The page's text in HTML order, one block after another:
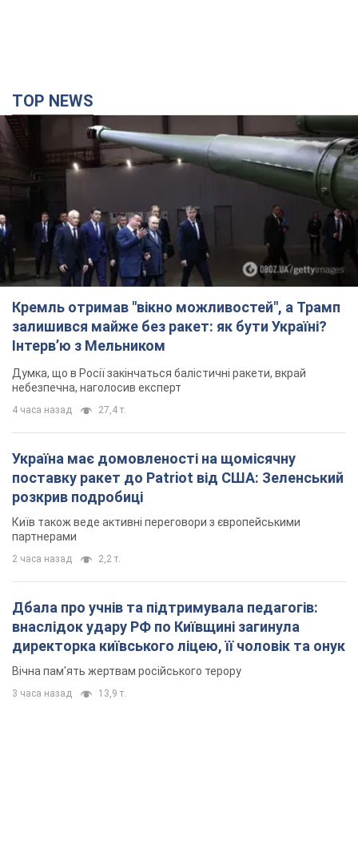
TOP NEWS
Кремль отримав "вікно можливостей", а Трамп
залишився майже без ракет: як бути Україні?
Інтерв’ю з Мельником
Думка, що в Росії закінчаться балістичні ракети, вкрай
небезпечна, наголосив експерт
4 часа назад 27,4 т.
Україна має домовленості на щомісячну
поставку ракет до Patriot від США: Зеленський
розкрив подробиці
Київ також веде активні переговори з європейськими
партнерами
2 часа назад 2,2 т.
Дбала про учнів та підтримувала педагогів:
внаслідок удару РФ по Київщині загинула
директорка київського ліцею, її чоловік та онук
Вічна пам'ять жертвам російського терору
3 часа назад 13,9 т.